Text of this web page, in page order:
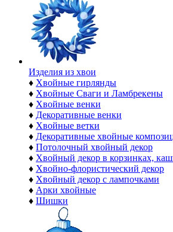
Изделия из хвои
♦ Хвойные гирлянды
♦ Хвойные Сваги и Ламбрекены
♦ Хвойные венки
♦ Декоративные венки
♦ Хвойные ветки
♦ Декоративные хвойные
♦ Потолочный хвойный декор
♦ Хвойный декор в корзинках,
♦ Хвойно-флористический декор
♦ Хвойный декор с лампочками
♦ Арки хвойные
♦ Шишки